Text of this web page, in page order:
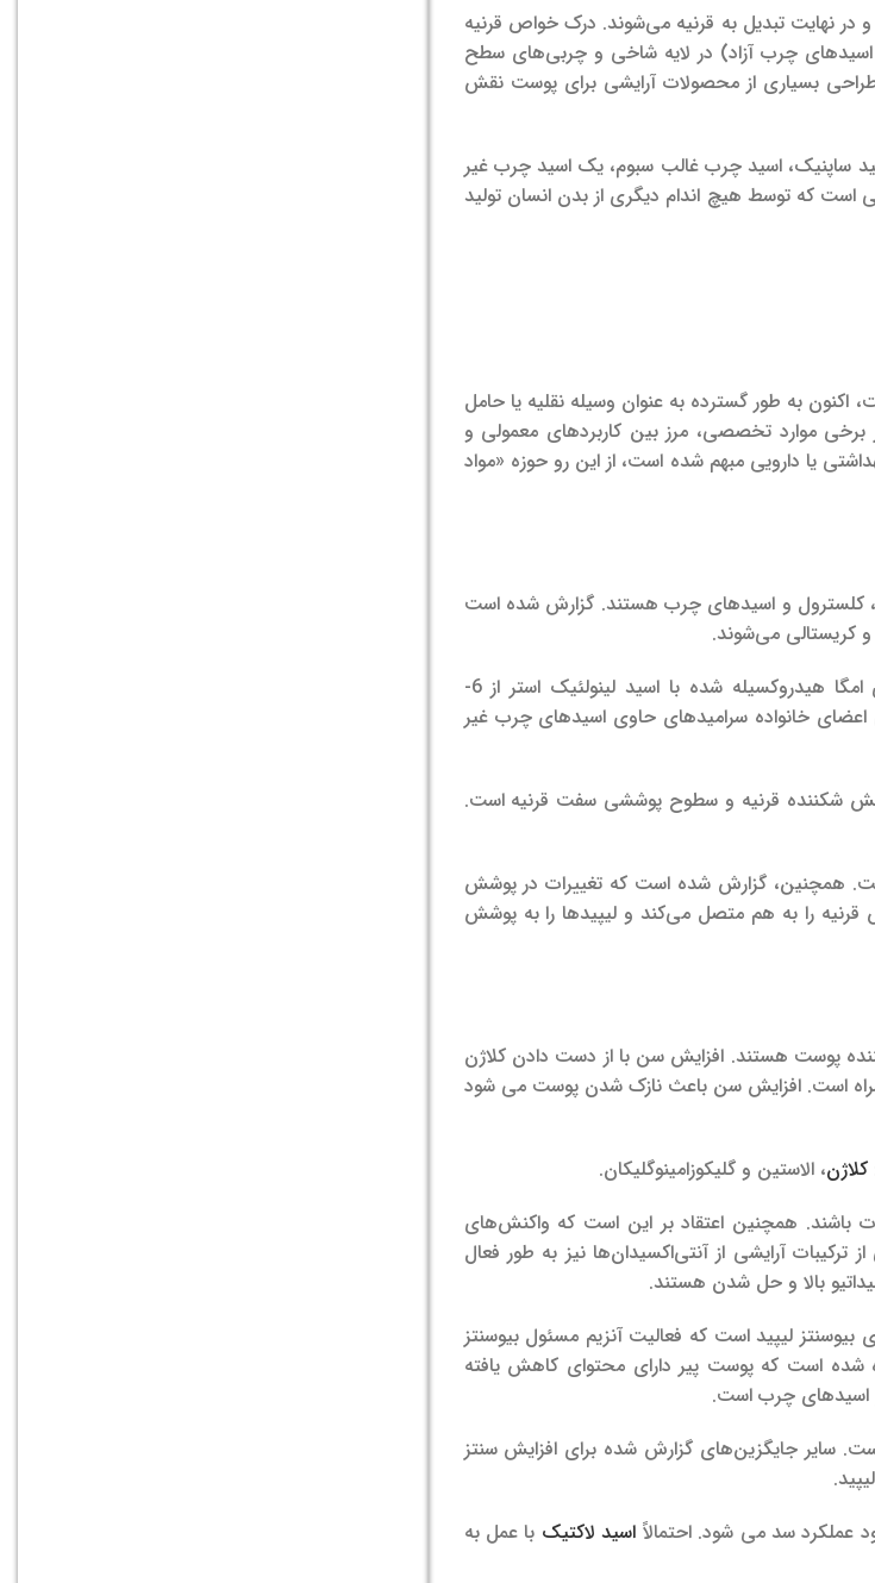
در نهایت تبدیل به قرنیه می‌شوند. درک خواص قرنیه
اسیدهای چرب آزاد) در لایه شاخی و چربی‌های سطح
بسیاری از محصولات آرایشی برای پوست نقش
ساپنیک، اسید چرب غالب سبوم، یک اسید چرب غیر
است که توسط هیچ اندام دیگری از بدن انسان تولید
اکنون به طور گسترده به عنوان وسیله نقلیه یا حامل
برخی موارد تخصصی، مرز بین کاربردهای معمولی و
یا دارویی مبهم شده است، از این رو حوزه «مواد
کلسترول و اسیدهای چرب هستند. گزارش شده است
کریستالی می‌شوند.
سرامیدها برای سلامت پوست مهم هستند، با تعداد زیادی از گونه‌ها مانند سرامیدهای امگا هیدروکسیله شده با اسید لینولئیک استر از 6-
تولید پوستی اعضای خانواده سرامیدهای حاوی اسیدهای چرب غیر
شکننده قرنیه و سطوح پوششی سفت قرنیه است.
اسفنگوزین پایین حاوی سرامید و سرامید-1-لینولئات است. همچنین، گزارش شده است که تغییرات در پوشش
را به هم متصل می‌کند و لیپیدها را به پوشش
پوست هستند. افزایش سن با از دست دادن کلاژن
است. افزایش سن باعث نازک شدن پوست می شود
کلاژن، الاستین و گلیکوزامینوگلیکان.
باشند. همچنین اعتقاد بر این است که واکنش‌های
آرایشی از آنتی‌اکسیدان‌ها نیز به طور فعال
بالا و حل شدن هستند.
لیپید است که فعالیت آنزیم مسئول بیوسنتز
شده است که پوست پیر دارای محتوای کاهش یافته
و اسیدهای چرب است.
سایر جایگزین‌های گزارش شده برای افزایش سنتز
عملکرد سد می شود. احتمالاً اسید لاکتیک با عمل به